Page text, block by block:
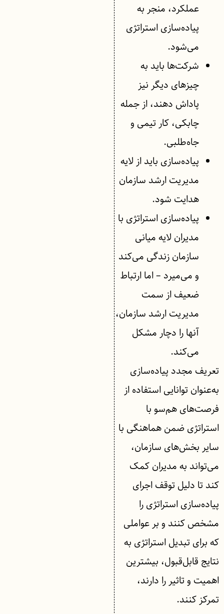
عملکرد، منجر به
پیاده‌سازی استراتژی
می‌شود.
شرکت‌ها باید به
چیزهای دیگر نیز
پاداش دهند، از جمله
چابکی، کار تیمی و
جاه‌طلبی.
پیاده‌سازی باید از لایه
مدیریت ارشد سازمان
هدایت شود.
پیاده‌سازی استراتژی با
مدیران لایه میانی
سازمان زندگی می‌کند
و می‌میرد – اما ارتباط
ضعیف از سمت
مدیریت ارشد سازمان،
آنها را دچار مشکل
می‌کند.
تعریف مجدد پیاده‌سازی
به‌عنوان توانایی استفاده از
فرصت‌های هم‌سو با
استراتژی ضمن هماهنگی با
سایر بخش‌های سازمان،
می‌تواند به مدیران کمک
کند تا دلیل توقف اجرای
پیاده‌سازی استراتژی را
مشخص کنند و بر عواملی
که برای تبدیل استراتژی به
نتایج قابل‌قبول، بیشترین
اهمیت و تاثیر را دارند،
تمرکز کنند.